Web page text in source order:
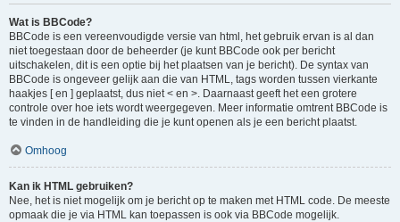
Wat is BBCode?
BBCode is een vereenvoudigde versie van html, het gebruik ervan is al dan
niet toegestaan door de beheerder (je kunt BBCode ook per bericht
uitschakelen, dit is een optie bij het plaatsen van je bericht). De syntax van
BBCode is ongeveer gelijk aan die van HTML, tags worden tussen vierkante
haakjes [ en ] geplaatst, dus niet < en >. Daarnaast geeft het een grotere
controle over hoe iets wordt weergegeven. Meer informatie omtrent BBCode is
te vinden in de handleiding die je kunt openen als je een bericht plaatst.
Omhoog
Kan ik HTML gebruiken?
Nee, het is niet mogelijk om je bericht op te maken met HTML code. De meeste
opmaak die je via HTML kan toepassen is ook via BBCode mogelijk.